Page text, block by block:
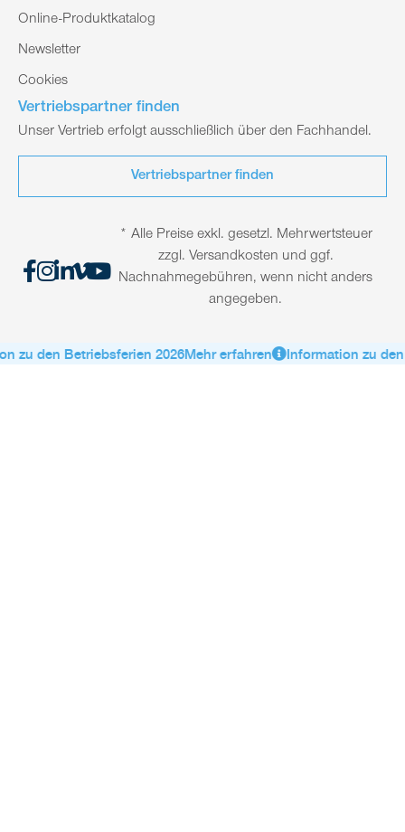
Online-Produktkatalog
Newsletter
Cookies
Vertriebspartner finden
Unser Vertrieb erfolgt ausschließlich über den Fachhandel.
Vertriebspartner finden
* Alle Preise exkl. gesetzl. Mehrwertsteuer
zzgl. Versandkosten und ggf.
Nachnahmegebühren, wenn nicht anders
angegeben.
zu den Betriebsferien 2026Mehr erfahren Information zu den